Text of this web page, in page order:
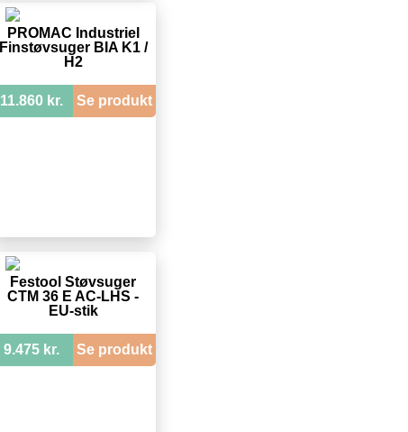
PROMAC Industriel
Finstøvsuger BIA K1 /
H2
11.860 kr. Se produkt
Festool Støvsuger
CTM 36 E AC-LHS -
EU-stik
9.475 kr. Se produkt